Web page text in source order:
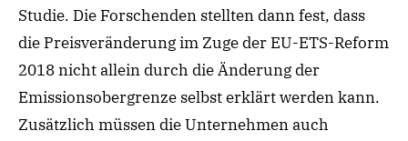
Studie. Die Forschenden stellten dann fest, dass
die Preisveränderung im Zuge der EU-ETS-Reform
2018 nicht allein durch die Änderung der
Emissionsobergrenze selbst erklärt werden kann.
Zusätzlich müssen die Unternehmen auch